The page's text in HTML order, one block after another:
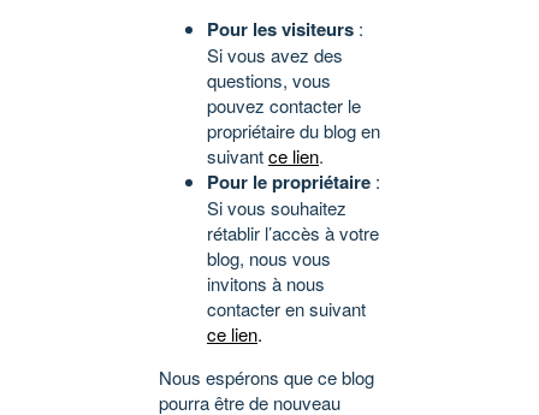
Pour les visiteurs :
Si vous avez des
questions, vous
pouvez contacter le
propriétaire du blog en
suivantce lien.
Pour le propriétaire :
Si vous souhaitez
rétablir l’accès à votre
blog, nous vous
invitons à nous
contacter en suivant
ce lien.
Nous espérons que ce blog
pourra être de nouveau